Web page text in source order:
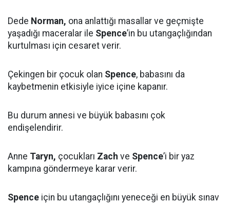
Dede Norman, ona anlattığı masallar ve geçmişte
yaşadığı maceralar ile Spence’in bu utangaçlığından
kurtulması için cesaret verir.
Çekingen bir çocuk olan Spence, babasını da
kaybetmenin etkisiyle iyice içine kapanır.
Bu durum annesi ve büyük babasını çok
endişelendirir.
Anne Taryn, çocukları Zach ve Spence’i bir yaz
kampına göndermeye karar verir.
Spence için bu utangaçlığını yeneceği en büyük sınav